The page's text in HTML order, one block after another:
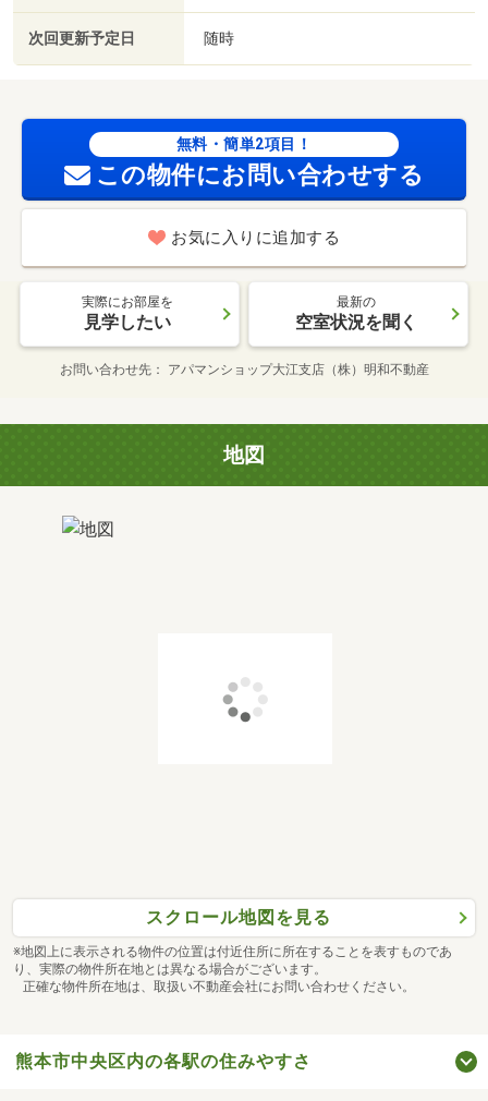
次回更新予定日 随時
無料・簡単2項目！
この物件にお問い合わせする
お気に入りに追加する
実際にお部屋を
見学したい
最新の
空室状況を聞く
お問い合わせ先 アパマンショップ大江支店（株）明和不動産
地図
スクロール地図を見る
※地図上に表示される物件の位置は付近住所に所在することを表すものであ
り、実際の物件所在地とは異なる場合がございます。
正確な物件所在地は、取扱い不動産会社にお問い合わせください。
熊本市中央区内の各駅の住みやすさ